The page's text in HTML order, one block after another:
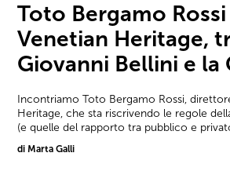
Toto Bergamo Rossi
Venetian Heritage,
Giovanni Bellini e la
Incontriamo Toto Bergamo Rossi,
Heritage, che sta riscrivendo le regole
(e quelle del rapporto tra pubblico e
di Marta Galli